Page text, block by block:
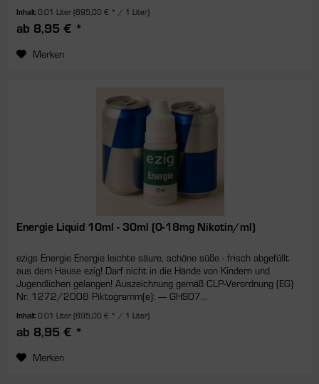
Inhalt0.01 Liter(895,00 € * / 1 Liter)
ab 8,95 € *
Merken
Energie Liquid 10ml - 30ml (0-18mg Nikotin/ml)
ezigs Energie Energie leichte säure, schöne süße - frisch abgefüllt
aus dem Hause ezig! Darf nicht in die Hände von Kindern und
Jugendlichen gelangen! Auszeichnung gemäß CLP-Verordnung (EG)
Nr. 1272/2008 Piktogramm(e): ---- GHS07...
Inhalt0.01 Liter(895,00 € * / 1 Liter)
ab 8,95 € *
Merken